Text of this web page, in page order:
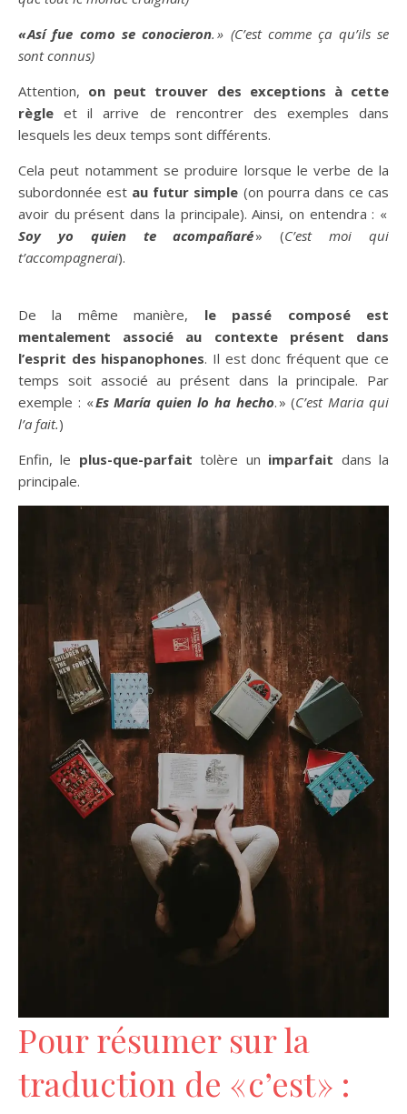
« Así fue como se conocieron. » (C’est comme ça qu’ils se
sont connus)
Attention, on peut trouver des exceptions à cette
règle et il arrive de rencontrer des exemples dans
lesquels les deux temps sont différents.
Cela peut notamment se produire lorsque le verbe de la
subordonnée est au futur simple (on pourra dans ce cas
avoir du présent dans la principale). Ainsi, on entendra : «
Soy yo quien te acompañaré» (C’est moi qui
t’accompagnerai).
De la même manière, le passé composé est
mentalement associé au contexte présent dans
l’esprit des hispanophones. Il est donc fréquent que ce
temps soit associé au présent dans la principale. Par
exemple : «Es María quien lo ha hecho. » (C’est Maria qui
l’a fait.)
Enfin, le plus-que-parfait tolère un imparfait dans la
principale.
Pour résumer sur la
traduction de « c’est » :